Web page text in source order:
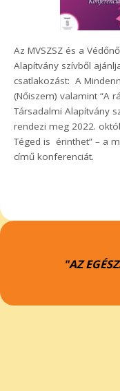
Az MVSZSZ és a
Alapítvány szívből
csatlakozást: A
(Nőiszem) valamint “A
Társadalmi Alapítvány
rendezi meg 2022.
Téged is érinthet” – a
című konferenciát.
"AZ